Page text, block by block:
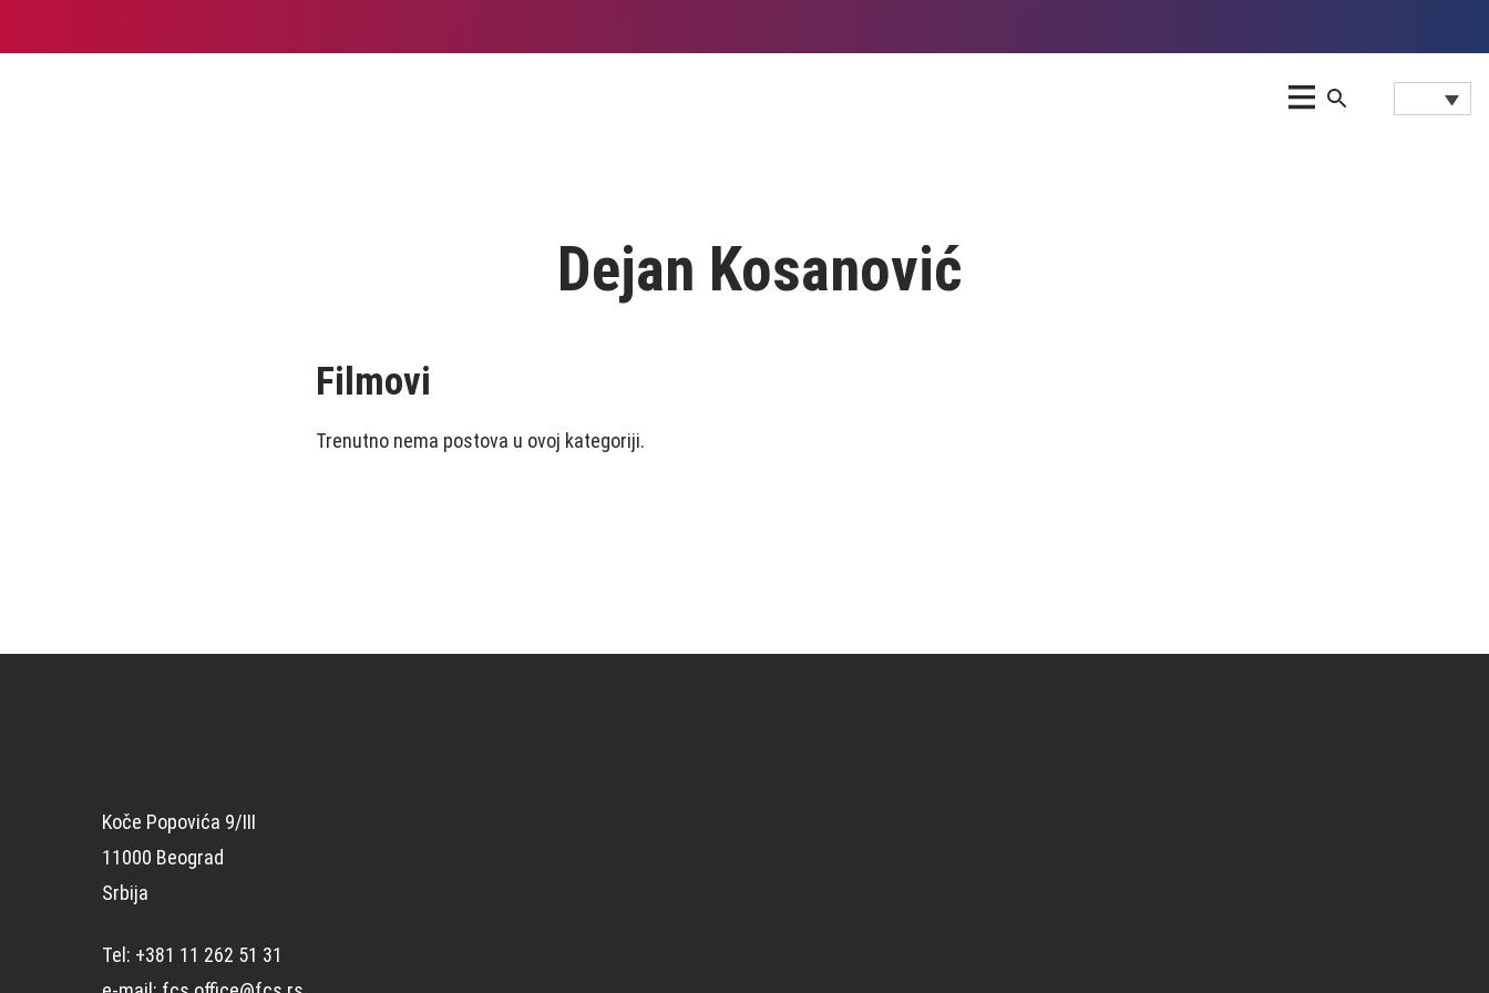
Dejan Kosanović
Filmovi
Trenutno nema postova u ovoj kategoriji.
Koče Popovića 9/III
11000 Beograd
Srbija
Tel: +381 11 262 51 31